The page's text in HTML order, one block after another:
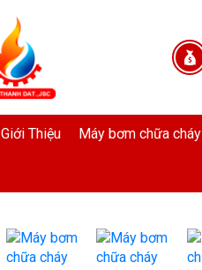
Giới Thiệu Máy bơm chữa cháy